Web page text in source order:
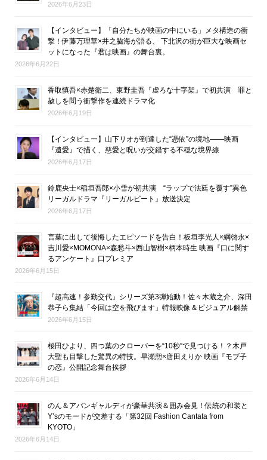
2026年6月23日
【インタビュー】「自分たちが映画の中にいる」メタ構造の衝
撃！伊藤万理華×井之脇海が語る、 下北沢の街が巨大な映画セ
ットになった『君は映画』の舞台裏。
2026年6月22日
香取慎吾×赤楚衛二、東野圭吾『虚ろな十字架』で初共演 罪と
赦しを問う衝撃作を連続ドラマ化
2026年6月19日
【インタビュー】山下リオが到達した“憑依”の境地――映画
『遺愛』で描く、慈愛と呪いが交錯する不穏な境界線
2026年6月17日
鈴鹿央士×稲垣吾郎×小雪が初共演 “ラップで法廷を覆す”異色
リーガルドラマ『リーガルビート』放送決定
2026年6月17日
言葉に出して後悔したエピソードを告白！板垣李光人×綱啓永×
吉川愛×MOMONA×森愁斗×西山智樹×柄本時生 映画『口に関す
るアンケート』口プレミア
2026年6月15日
『超高速！参勤交代』シリーズ第3弾始動！佐々木蔵之介、深田
恭子ら集結「今回は空を飛びます」特報映像＆ビジュアル解禁
2026年6月15日
桜田ひより、四つ葉のクローバーを“10秒”で見つける！？木戸
大聖も目撃した驚異の特技。早瀬憩×唐田えりか 映画『モブ子
の恋』公開記念舞台挨拶
2026年6月14日
のん＆アバンギャルディが豪華共演＆囲み会見！伝統の和装と
Y’sのモードが交差する「第32回 Fashion Cantata from
KYOTO」
2026年6月14日